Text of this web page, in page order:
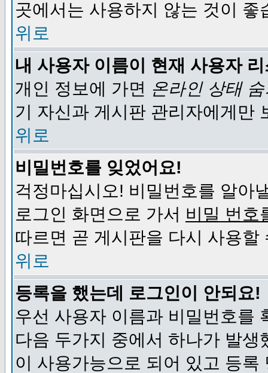
곳에서는 사용하지 않는 것이 좋
위로
내 사용자 이름이 현재 사용자
개인 정보에 가면 온라인 상태
기 자신과 게시판 관리자에게만
위로
비밀번호를 잊었어요!
걱정마십시오! 비밀번호를 알아
로그인 화면으로 가서 비밀 번호
따르면 곧 게시판을 다시 사용할
위로
등록을 했는데 로그인이 안되요!
우선 사용자 이름과 비밀번호를
다음 두가지 중에서 하나가 발
이 사용가능으로 되어 있고 등